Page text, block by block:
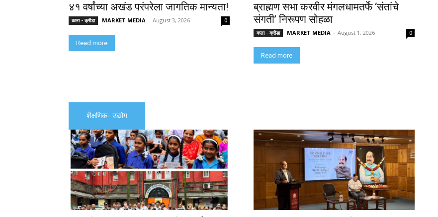
४१ वर्षांच्या अखंड परंपरेला जागतिक मान्यता!
कला - क्रीडा MARKET MEDIA - August 3, 2026 0
Read more
ब्राह्मण सभा करवीर मंगलधामतर्फे ‘संतांचे
संगती’ निरूपण सोहळा
कला - क्रीडा MARKET MEDIA - August 1, 2026 0
Read more
शैक्षणिक- उद्योग